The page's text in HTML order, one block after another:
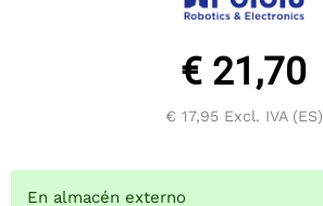
€ 21,70
€ 17,95Excl. IVA (ES)
En almacén externo